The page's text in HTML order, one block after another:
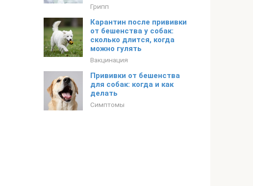
Грипп
Карантин после прививки
от бешенства у собак:
сколько длится, когда
можно гулять
Вакцинация
Прививки от бешенства
для собак: когда и как
делать
Симптомы